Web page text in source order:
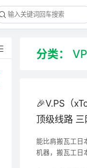
分类：
🎉V.PS（
顶级线路
能比肩搬瓦工日
机器，搬瓦工日